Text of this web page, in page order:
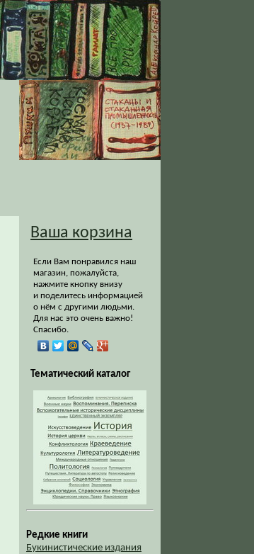
Ваша корзина
Если Вам понравился наш
магазин, пожалуйста,
нажмите кнопку внизу
и поделитесь информацией
о нём с другими людьми.
Для нас это очень важно!
Спасибо.
Тематический каталог
Редкие книги
Букинистические издания